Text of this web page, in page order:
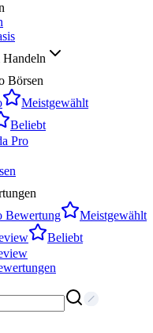
Börsen
Meistgewählt
Beliebt
Pro
Bewertung
Meistgewählt
Beliebt